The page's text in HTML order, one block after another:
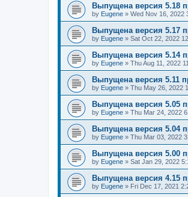
Выпущена версия 5.18
by Eugene » Wed Nov 16, 2022
Выпущена версия 5.17
by Eugene » Sat Oct 22, 2022
Выпущена версия 5.14
by Eugene » Thu Aug 11, 2022
Выпущена версия 5.11
by Eugene » Thu May 26, 2022
Выпущена версия 5.05
by Eugene » Thu Mar 24, 2022
Выпущена версия 5.04
by Eugene » Thu Mar 03, 2022
Выпущена версия 5.00
by Eugene » Sat Jan 29, 2022
Выпущена версия 4.15
by Eugene » Fri Dec 17, 2021